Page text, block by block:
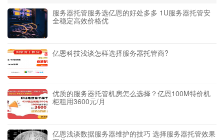
服务器托管服务选亿恩的好处多多 1U服务器托管安
全稳定高效价格优
亿恩科技浅谈怎样选择服务器托管商?
优质的服务器托管机房怎么选择？亿恩100M特价机
柜租用3600元/月
亿恩浅谈数据服务器维护的技巧 选择服务器托管效果